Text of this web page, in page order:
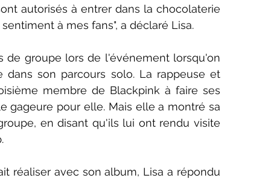
autorisés à entrer dans la chocolaterie
à mes fans", a déclaré Lisa.
de groupe lors de l'événement lorsqu'on
son parcours solo. La rappeuse et
membre de Blackpink à faire ses
gageure pour elle. Mais elle a montré sa
en disant qu'ils lui ont rendu visite
réaliser avec son album, Lisa a répondu